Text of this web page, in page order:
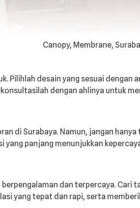
Canopy, Membrane,
Pilihlah desain yang sesuai
dengan ahlinya untuk
di Surabaya. Namun, jangan
yang panjang menunjukkan
dan terpercaya.
yang tepat dan rapi, serta